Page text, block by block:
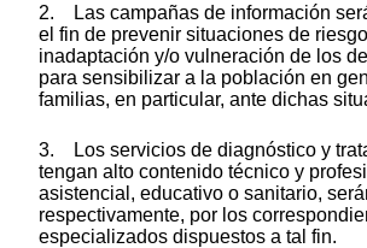
2. Las campañas de información
el fin de prevenir situaciones de
inadaptación y/o vulneración de los
para sensibilizar a la población en
familias, en particular, ante dichas
3. Los servicios de diagnóstico y
tengan alto contenido técnico y
asistencial, educativo o sanitario,
respectivamente, por los
especializados dispuestos a tal fin.